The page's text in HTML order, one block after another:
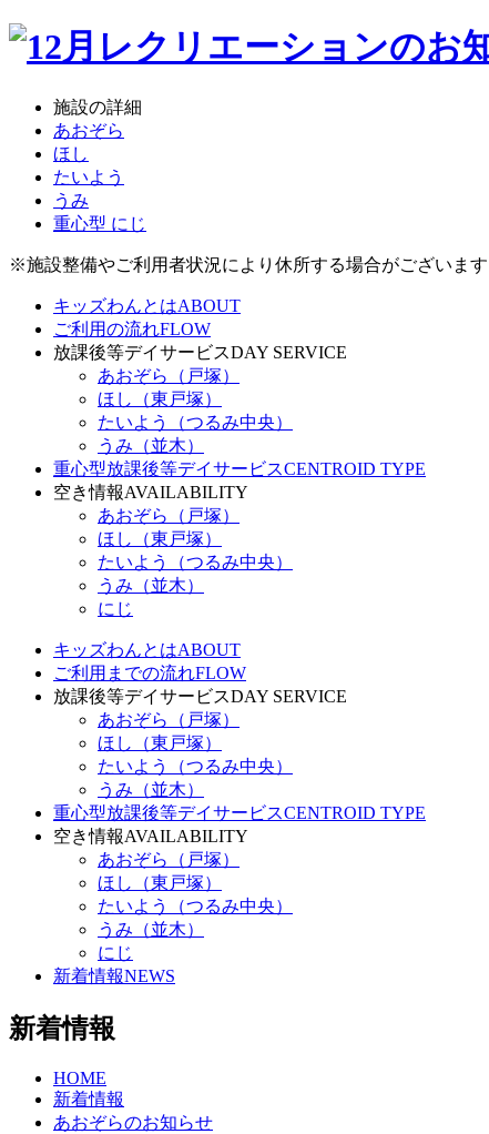
施設の詳細
あおぞら
ほし
たいよう
うみ
重心型 にじ
※施設整備やご利用者状況により休所する場合がございます
キッズわんとはABOUT
ご利用の流れFLOW
放課後等デイサービスDAY SERVICE
あおぞら（戸塚）
ほし（東戸塚）
たいよう（つるみ中央）
うみ（並木）
重心型放課後等デイサービスCENTROID TYPE
空き情報AVAILABILITY
あおぞら（戸塚）
ほし（東戸塚）
たいよう（つるみ中央）
うみ（並木）
にじ
キッズわんとはABOUT
ご利用までの流れFLOW
放課後等デイサービスDAY SERVICE
あおぞら（戸塚）
ほし（東戸塚）
たいよう（つるみ中央）
うみ（並木）
重心型放課後等デイサービスCENTROID TYPE
空き情報AVAILABILITY
あおぞら（戸塚）
ほし（東戸塚）
たいよう（つるみ中央）
うみ（並木）
にじ
新着情報NEWS
新着情報
HOME
新着情報
あおぞらのお知らせ